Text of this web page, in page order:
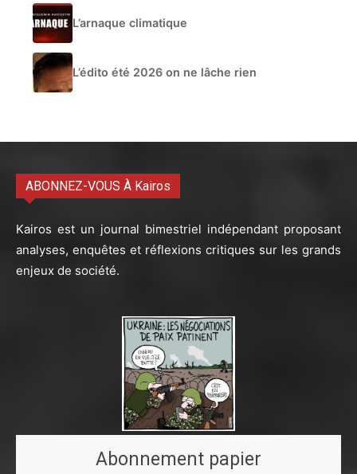
L’arnaque climatique
L’édito été 2026 on ne lâche rien
ABONNEZ-VOUS À Kairos
Kairos est un journal bimestriel indépendant proposant
analyses, enquêtes et réflexions critiques sur les grands
enjeux de société.
Abonnement papier